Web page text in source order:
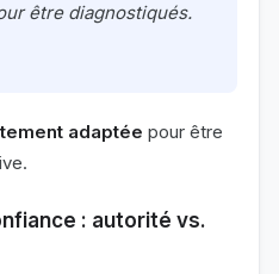
être diagnostiqués.
adaptée pour être
: autorité vs.